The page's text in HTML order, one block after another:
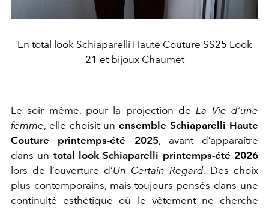
En total look Schiaparelli Haute Couture SS25 Look
21 et bijoux Chaumet
Le soir même, pour la projection de La Vie d’une
femme, elle choisit un ensemble Schiaparelli Haute
Couture printemps-été 2025, avant d’apparaître
dans un total look Schiaparelli printemps-été 2026
lors de l’ouverture d’Un Certain Regard. Des choix
plus contemporains, mais toujours pensés dans une
continuité esthétique où le vêtement ne cherche